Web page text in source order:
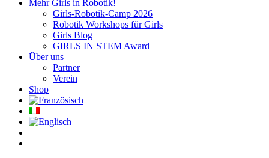
Mehr Girls in Robotik!
Girls-Robotik-Camp 2026
Robotik Workshops für Girls
Girls Blog
GIRLS IN STEM Award
Über uns
Partner
Verein
Shop